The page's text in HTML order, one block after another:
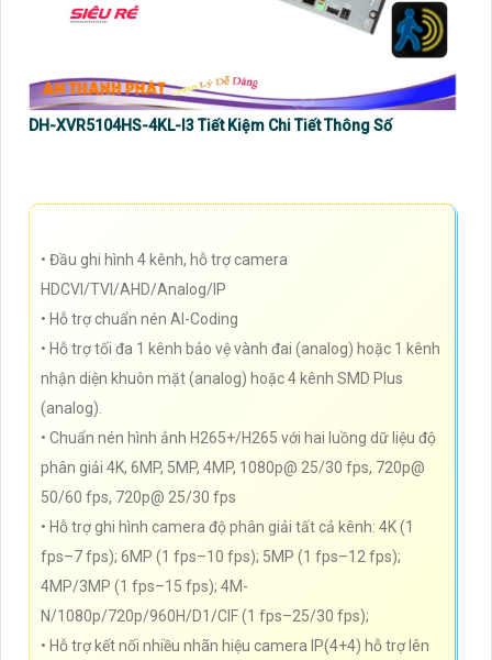
DH-XVR5104HS-4KL-I3 Tiết Kiệm Chi Tiết Thông Số
• Đầu ghi hình 4 kênh, hỗ trợ camera
HDCVI/TVI/AHD/Analog/IP
• Hỗ trợ chuẩn nén AI-Coding
• Hỗ trợ tối đa 1 kênh bảo vệ vành đai (analog) hoặc 1 kênh
nhận diện khuôn mặt (analog) hoặc 4 kênh SMD Plus
(analog).
• Chuẩn nén hình ảnh H265+/H265 với hai luồng dữ liệu độ
phân giải 4K, 6MP, 5MP, 4MP, 1080p@ 25/30 fps, 720p@
50/60 fps, 720p@ 25/30 fps
• Hỗ trợ ghi hình camera độ phân giải tất cả kênh: 4K (1
fps–7 fps); 6MP (1 fps–10 fps); 5MP (1 fps–12 fps);
4MP/3MP (1 fps–15 fps); 4M-
N/1080p/720p/960H/D1/CIF (1 fps–25/30 fps);
• Hỗ trợ kết nối nhiều nhãn hiệu camera IP(4+4) hỗ trợ lên